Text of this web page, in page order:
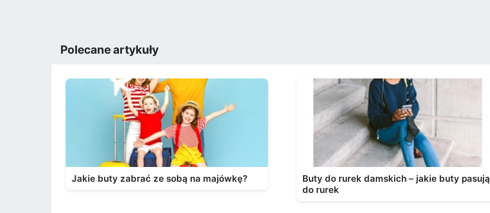
Polecane artykuły
Jakie buty zabrać ze sobą na majówkę?
Buty do rurek damskich – jakie buty pasują
do rurek